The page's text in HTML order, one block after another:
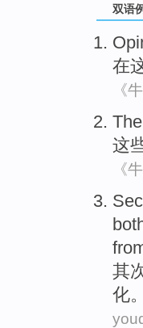
双语
在
《
The
这
《
其
化。